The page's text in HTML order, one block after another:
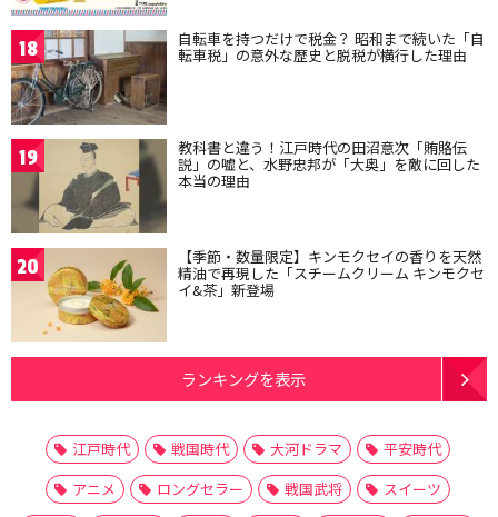
18 自転車を持つだけで税金？ 昭和まで続いた「自
転車税」の意外な歴史と脱税が横行した理由
19 教科書と違う！江戸時代の田沼意次「賄賂伝
説」の嘘と、水野忠邦が「大奥」を敵に回した
本当の理由
20 【季節・数量限定】キンモクセイの香りを天然
精油で再現した「スチームクリーム キンモクセ
イ&茶」新登場
ランキングを表示
江戸時代 戦国時代 大河ドラマ
平安時代
アニメ
ロングセラー 戦国武将
スイーツ